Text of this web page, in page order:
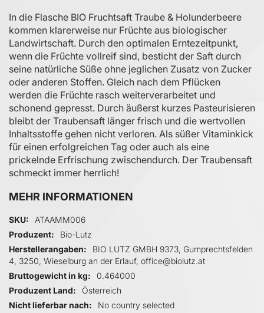
In die Flasche BIO Fruchtsaft Traube & Holunderbeere
kommen klarerweise nur Früchte aus biologischer
Landwirtschaft. Durch den optimalen Erntezeitpunkt,
wenn die Früchte vollreif sind, besticht der Saft durch
seine natürliche Süße ohne jeglichen Zusatz von Zucker
oder anderen Stoffen. Gleich nach dem Pflücken
werden die Früchte rasch weiterverarbeitet und
schonend gepresst. Durch äußerst kurzes Pasteurisieren
bleibt der Traubensaft länger frisch und die wertvollen
Inhaltsstoffe gehen nicht verloren. Als süßer Vitaminkick
für einen erfolgreichen Tag oder auch als eine
prickelnde Erfrischung zwischendurch. Der Traubensaft
schmeckt immer herrlich!
MEHR INFORMATIONEN
Mehr Informationen
SKU
ATAAMM006
Produzent
Bio-Lutz
Herstellerangaben
BIO LUTZ GMBH 9373, Gumprechtsfelden
4, 3250, Wieselburg an der Erlauf, office@biolutz.at
Bruttogewicht in kg
0.464000
Produzent Land
Österreich
Nicht lieferbar nach
No country selected